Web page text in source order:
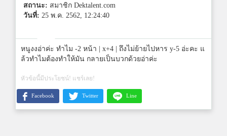
สถานะ: สมาชิก Dektalent.com
วันที่: 25 พ.ค. 2562, 12:24:40
หนูงงอ่าค่ะ ทำไม -2 หน้า | x+4 | ถึงไม่ย้ายไปหาร y-5 อ่ะคะ แ
ล้วทำไมต้องทำให้มัน กลายเป็นบวกด้วยอ่าค่ะ
หัวข้อนี้มีประโยชน์! แชร์เลย!
Facebook Twitter Line